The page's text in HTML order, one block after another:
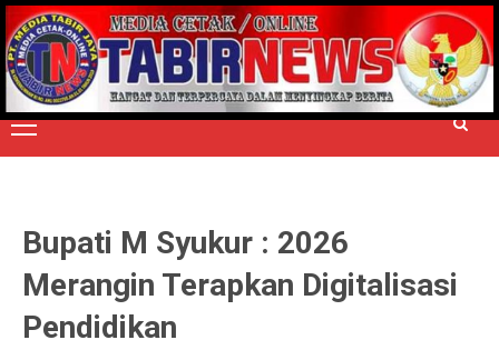
Skip
to
content
TERPERCAYA MENYINGKAP BERITA
Primary
Menu
Bupati M Syukur : 2026
Merangin Terapkan Digitalisasi
Pendidikan